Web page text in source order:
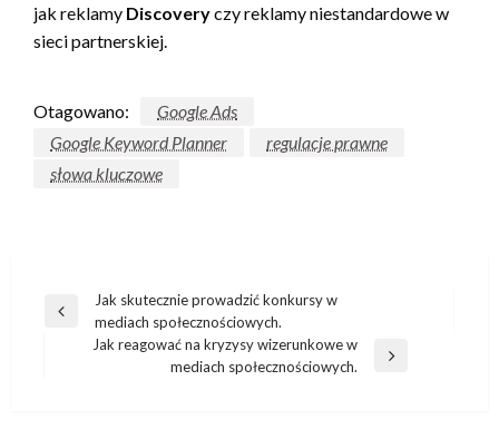
jak reklamy Discoveryczy reklamy niestandardowe w
sieci partnerskiej.
Otagowano:
Google Ads
Google Keyword Planner
regulacje prawne
słowa kluczowe
Nawigacja
wpisu
Poprzedni
Jak skutecznie prowadzić konkursy w
mediach społecznościowych.
Jak reagować na kryzysy wizerunkowe w
mediach społecznościowych.